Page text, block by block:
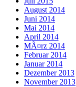
August 2014
Juni 2014
Mai 2014
April 2014
MÃ¤rz 2014
Februar 2014
Januar 2014
Dezember 2013
November 2013